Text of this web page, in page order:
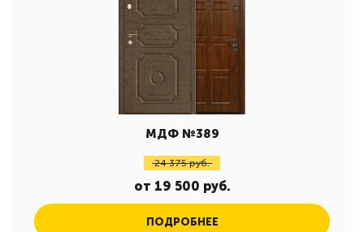
МДФ №389
24 375 руб.
от 19 500 руб.
ПОДРОБНЕЕ